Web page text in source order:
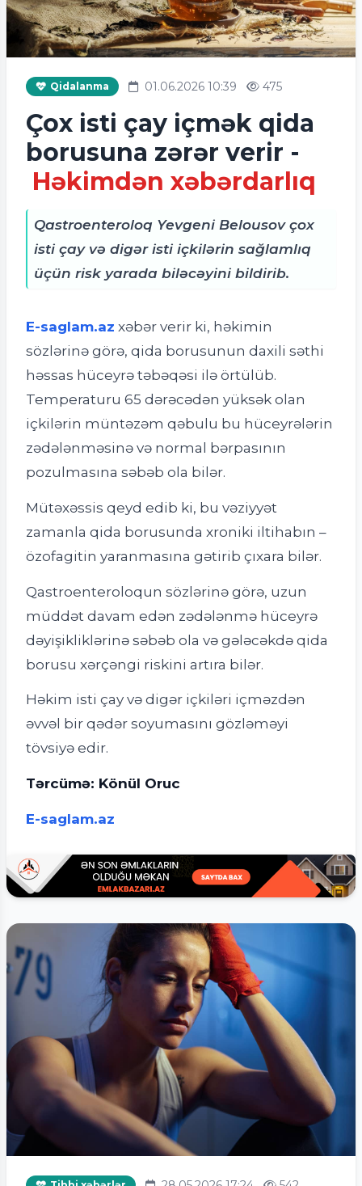
Qidalanma 01.06.2026 10:39 475
Çox isti çay içmək qida
borusuna zərər verir -
Həkimdən xəbərdarlıq
Qastroenteroloq Yevgeni Belousov çox
isti çay və digər isti içkilərin sağlamlıq
üçün risk yarada biləcəyini bildirib.
E-saglam.az xəbər verir ki, həkimin
sözlərinə görə, qida borusunun daxili səthi
həssas hüceyrə təbəqəsi ilə örtülüb.
Temperaturu 65 dərəcədən yüksək olan
içkilərin müntəzəm qəbulu bu hüceyrələrin
zədələnməsinə və normal bərpasının
pozulmasına səbəb ola bilər.
Mütəxəssis qeyd edib ki, bu vəziyyət
zamanla qida borusunda xroniki iltihabın –
özofagitin yaranmasına gətirib çıxara bilər.
Qastroenteroloqun sözlərinə görə, uzun
müddət davam edən zədələnmə hüceyrə
dəyişikliklərinə səbəb ola və gələcəkdə qida
borusu xərçəngi riskini artıra bilər.
Həkim isti çay və digər içkiləri içməzdən
əvvəl bir qədər soyumasını gözləməyi
tövsiyə edir.
Tərcümə: Könül Oruc
E-saglam.az